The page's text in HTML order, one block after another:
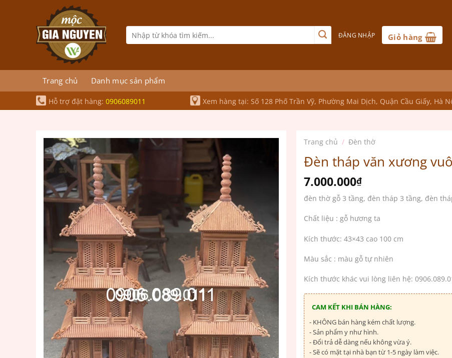
Tìm
kiếm:
ĐĂNG NHẬP Giỏ hàng
Trang chủ Danh mục sản phẩm
Hỗ trợ đặt hàng: 0906089011 Xem hàng tại: Số 128 Phố Trần Vỹ, Phường Mai Dịch, Quận Cầu Giấy, Hà
Trang chủ / Đèn thờ
Đèn tháp văn xương
7.000.000₫
đèn thờ gỗ 3 tầng, đèn tháp 3 tầng, đèn
Chất liệu : gỗ hương ta
Kích thước: 43×43 cao 100 cm
Màu sắc : màu gỗ tự nhiên
Kích thước khác vui lòng liên hệ:
CAM KẾT KHI BÁN HÀNG:
- KHÔNG bán hàng kém chất lượng.
- Sản phẩm y như hình.
- Đổi trả dễ dàng nếu không vừa ý.
- Sẽ có mặt tại nhà bạn từ 1-5 ngày làm việc.